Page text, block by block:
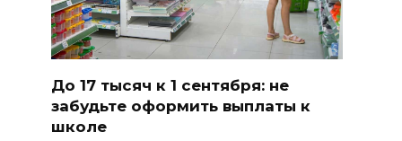
До 17 тысяч к 1 сентября: не
забудьте оформить выплаты к
школе